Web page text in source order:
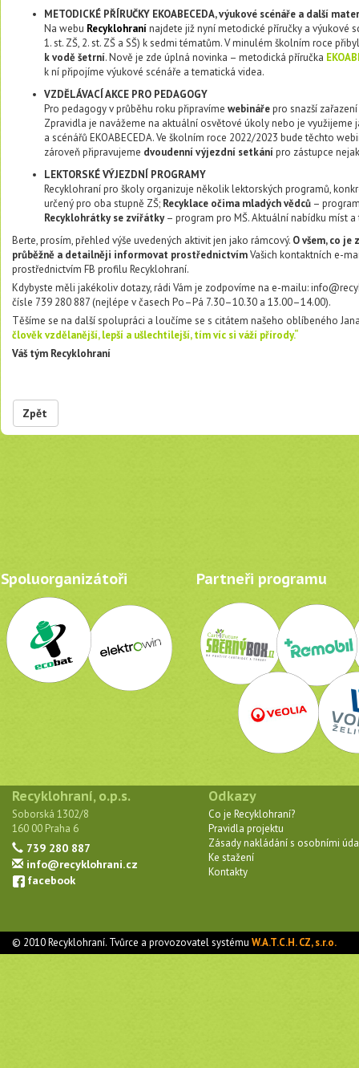
METODICKÉ PŘÍRUČKY EKOABECEDA, výukové scénáře a další
Na webu Recyklohranínajdete již nyní metodické příručky a výukové
1. st. ZŠ, 2. st. ZŠ a SŠ) k sedmi tématům. V minulém školním roce
k vodě šetrní. Nově je zde úplná novinka – metodická příručka
k ní připojíme výukové scénáře a tematická videa.
VZDĚLÁVACÍ AKCE PRO PEDAGOGY
Pro pedagogy v průběhu roku připravímewebinářepro snazší
Zpravidla je navážeme na aktuální osvětové úkoly nebo je využijeme
a scénářů EKOABECEDA. Ve školním roce 2022/2023 bude těchto
zároveň připravujeme dvoudenní výjezdní setkánípro zástupce
LEKTORSKÉ VÝJEZDNÍ PROGRAMY
Recyklohraní pro školy organizuje několik lektorských programů,
určený pro oba stupně ZŠ; Recyklace očima mladých vědců –
Recyklohrátky se zvířátky– program pro MŠ. Aktuální nabídku míst
Berte, prosím, přehled výše uvedených aktivit jen jako rámcový. O všem, co je
průběžně a detailněji informovat prostřednictvímVašich kontaktních e-
prostřednictvím FB profilu Recyklohraní.
Kdybyste měli jakékoliv dotazy, rádi Vám je zodpovíme na e-mailu:
čísle 739 280 887 (nejlépe v časech Po–Pá 7.30–10.30 a 13.00–14.00).
Těšíme se na další spolupráci a loučíme se s citátem našeho oblíbeného
člověk vzdělanější, lepší a ušlechtilejší, tím víc si váží přírody.“
Váš tým Recyklohraní
Zpět
Spoluorganizátoři Partneři programu
Recyklohraní, o.p.s.
Soborská 1302/8
160 00 Praha 6
739 280 887
info@recyklohrani.cz
facebook
Odkazy
Co je Recyklohraní?
Pravidla projektu
Zásady nakládání s osobními
Ke stažení
Kontakty
© 2010 Recyklohraní. Tvůrce a provozovatel systémuW.A.T.C.H. CZ, s.r.o.